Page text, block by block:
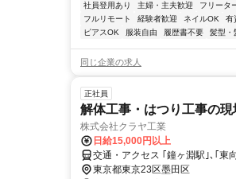
社員登用あり 主婦・主夫歓迎 フリータ
フルリモート
経験者歓迎 ネイルOK 有
ピアスOK
服装自由 履歴書不要 髪型・
同じ企業の求人
正社員
解体工事・はつり工事の
株式会社クラヤ工業
日給15,000円以上
交通・アクセス ｢鐘ヶ淵駅｣､｢東
東京都東京23区墨田区